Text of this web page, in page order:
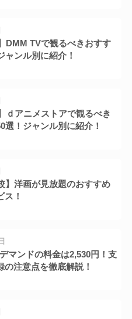
DMM TVで観るべきおすす
ャンル別に紹介！
ｄアニメストアで観るべき
選！ジャンル別に紹介！
】洋画が見放題のおすすめ
ス！
マンドの料金は2,530円！支
の注意点を徹底解説！